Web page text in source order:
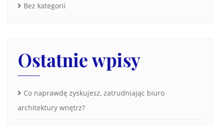
Bez kategorii
Ostatnie wpisy
Co naprawdę zyskujesz, zatrudniając biuro
architektury wnętrz?